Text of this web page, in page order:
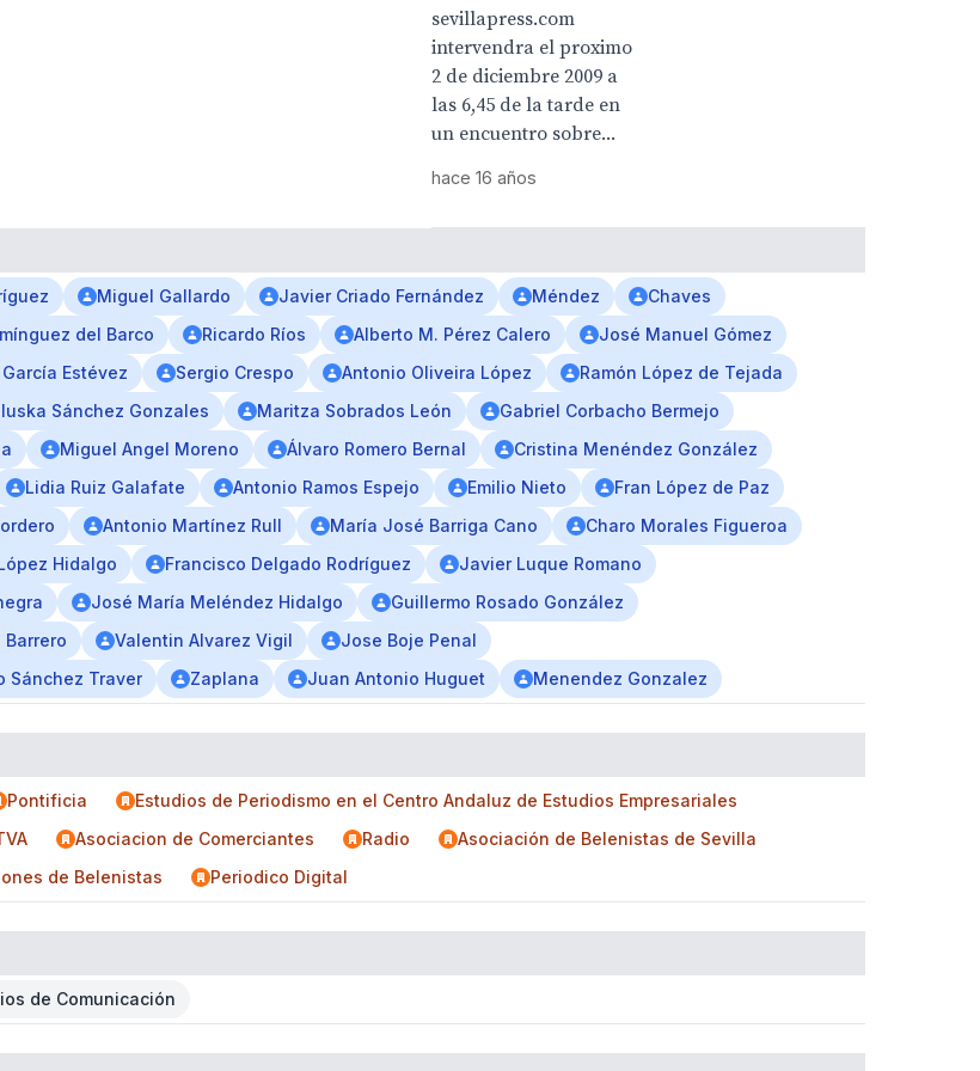
sevillapress.com
intervendra el proximo
2 de diciembre 2009 a
las 6,45 de la tarde en
un encuentro sobre...
hace 16 años
Miguel Gallardo Javier Criado Fernández Méndez
Chaves
del Barco Ricardo Ríos Alberto M. Pérez Calero
José Manuel Gómez
Estévez Sergio Crespo Antonio Oliveira López
Ramón López de Tejada
Sánchez Gonzales Maritza Sobrados León
Gabriel Corbacho Bermejo
Miguel Angel Moreno Álvaro Romero Bernal
Cristina Menéndez González
Lidia Ruiz Galafate Antonio Ramos Espejo Emilio Nieto
Fran López de Paz
Antonio Martínez Rull María José Barriga Cano
Charo Morales Figueroa
Hidalgo Francisco Delgado Rodríguez
Javier Luque Romano
José María Meléndez Hidalgo
Guillermo Rosado González
Valentin Alvarez Vigil
Jose Boje Penal
Sánchez Traver Zaplana Juan Antonio Huguet Menendez Gonzalez
Pontificia
Estudios de Periodismo en el Centro Andaluz de Estudios Empresariales
Asociacion de Comerciantes Radio
Asociación de Belenistas de Sevilla
de Belenistas Periodico Digital
de Comunicación